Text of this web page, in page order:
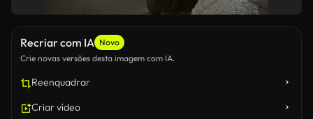
Recriar com IA Novo
Crie novas versões desta imagem com IA.
Reenquadrar
Criar vídeo